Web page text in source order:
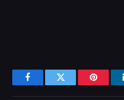
FacebookTwitter Pinterest